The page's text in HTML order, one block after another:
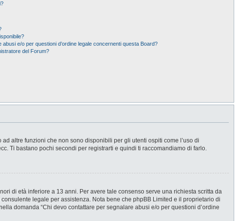
e/o per questioni d’ordine legale concernenti questa Board?
del Forum?
altre funzioni che non sono disponibili per gli utenti ospiti come l’uso di
Ti bastano pochi secondi per registrarti e quindi ti raccomandiamo di farlo.
di età inferiore a 13 anni. Per avere tale consenso serve una richiesta scritta da
legale per assistenza. Nota bene che phpBB Limited e il proprietario di
domanda “Chi devo contattare per segnalare abusi e/o per questioni d’ordine